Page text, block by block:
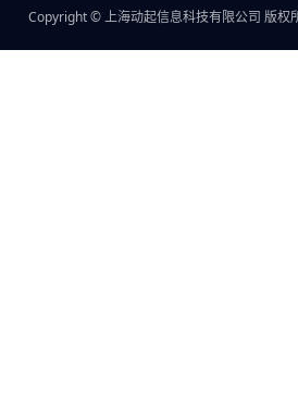
Copyright © 上海动起信息科技有限公司 版权